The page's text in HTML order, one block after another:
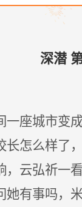
深潜
一座城市变
怎么样了
云弘祈一
有事吗，